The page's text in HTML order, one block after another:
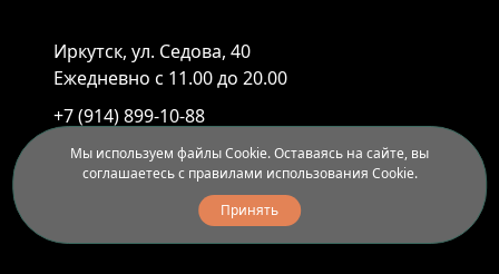
Иркутск, ул. Седова, 40
Ежедневно с 11.00 до 20.00
+7 (914) 899-10-88
+7 (3952) 55-45-95
Мы используем файлы Cookie. Оставаясь на сайте, вы
соглашаетесь с правилами использования Cookie.
Принять